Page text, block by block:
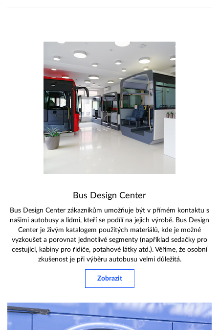
Bus Design Center
Bus Design Center zákazníkům umožňuje být v přímém kontaktu s
našimi autobusy a lidmi, kteří se podílí na jejich výrobě. Bus Design
Center je živým katalogem použitých materiálů, kde je možné
vyzkoušet a porovnat jednotlivé segmenty (například sedačky pro
cestující, kabiny pro řidiče, potahové látky atd.). Věříme, že osobní
zkušenost je při výběru autobusu velmi důležitá.
Zobrazit